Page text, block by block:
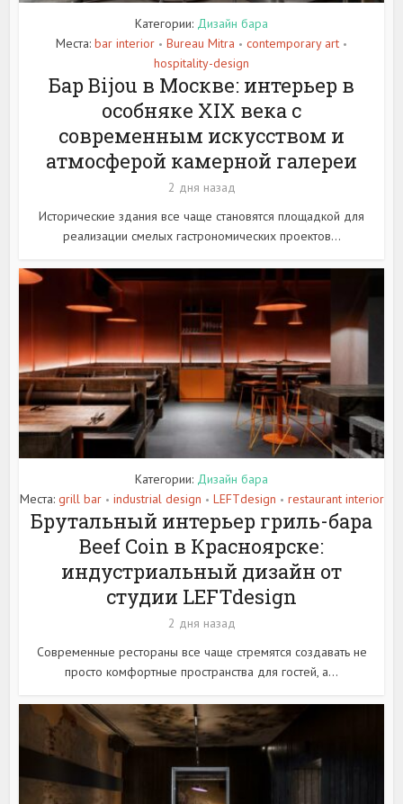
Категории: Дизайн бара
Места: bar interior • Bureau Mitra • contemporary art •
hospitality-design
Бар Bijou в Москве: интерьер в
особняке XIX века с
современным искусством и
атмосферой камерной галереи
2 дня назад
Исторические здания все чаще становятся площадкой для
реализации смелых гастрономических проектов...
Категории: Дизайн бара
Места: grill bar • industrial design • LEFTdesign • restaurant interior
Брутальный интерьер гриль-бара
Beef Coin в Красноярске:
индустриальный дизайн от
студии LEFTdesign
2 дня назад
Современные рестораны все чаще стремятся создавать не
просто комфортные пространства для гостей, а...